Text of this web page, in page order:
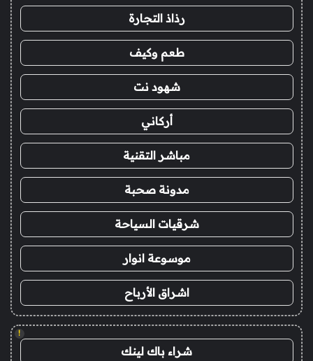
رذاذ التجارة
طعم وكيف
شهود نت
أركاني
مباشر التقنية
مدونة صحبة
شرقيات السياحة
موسوعة انوار
اشراق الأرباح
!
شراء باك لينك